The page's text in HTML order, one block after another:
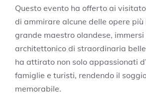
Questo evento ha offerto ai
di ammirare alcune delle opere più
grande maestro olandese,
architettonico di straordinaria
ha attirato non solo appassionati
famiglie e turisti, rendendo il
memorabile.